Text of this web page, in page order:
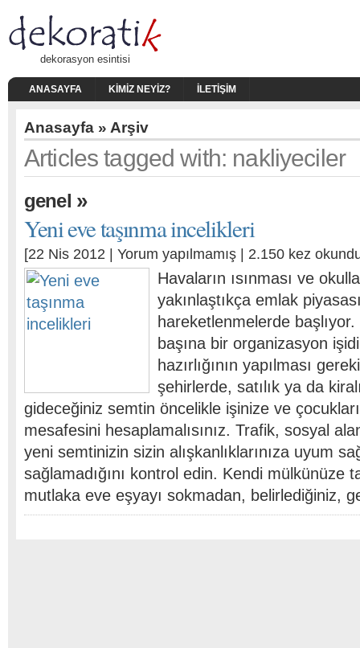
dekorasyon esintisi
ANASAYFA KIMIZ NEYIZ? İLETIŞIM
Anasayfa » Arşiv
Articles tagged with: nakliyeciler
genel »
Yeni eve taşınma incelikleri
[22 Nis 2012 | Yorum yapılmamış | 2.150 kez
Havaların ısınması ve
yakınlaştıkça emlak
hareketlenmelerde başlıyor.
başına bir organizasyon
hazırlığının yapılması
şehirlerde, satılık ya da
gideceğiniz semtin öncelikle işinize ve
mesafesini hesaplamalısınız. Trafik, sosyal
yeni semtinizin sizin alışkanlıklarınıza uyum
sağlamadığını kontrol edin. Kendi mülkünüze
mutlaka eve eşyayı sokmadan, belirlediğiniz,